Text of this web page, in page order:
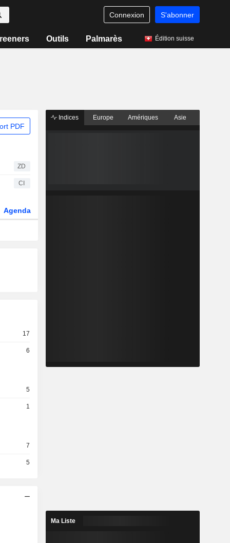
Connexion S'abonner
Outils Palmarès Édition suisse
PDF
ZD
CI
Agenda
17
6
5
1
7
5
Indices Europe Amériques Asie
Ma Liste